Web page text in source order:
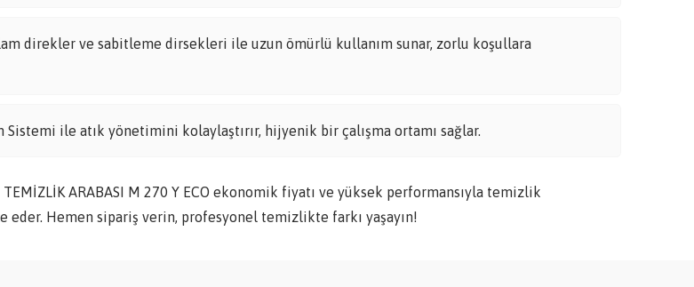
direkler ve sabitleme dirsekleri ile uzun ömürlü kullanım sunar, zorlu koşullara
Sistemi ile atık yönetimini kolaylaştırır, hijyenik bir çalışma ortamı sağlar.
TEMİZLİK ARABASI M 270 Y ECO ekonomik fiyatı ve yüksek performansıyla temizlik
Hemen sipariş verin, profesyonel temizlikte farkı yaşayın!